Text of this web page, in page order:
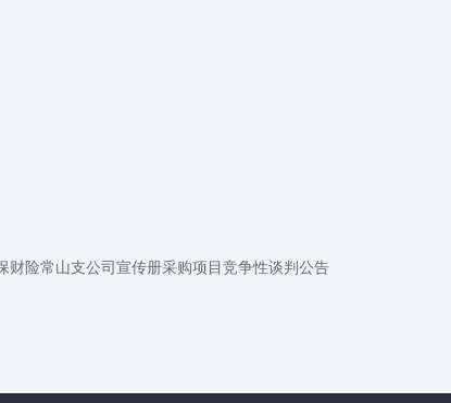
财险常山支公司宣传册采购项目竞争性谈判公告